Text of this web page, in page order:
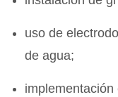
uso de
de agua;